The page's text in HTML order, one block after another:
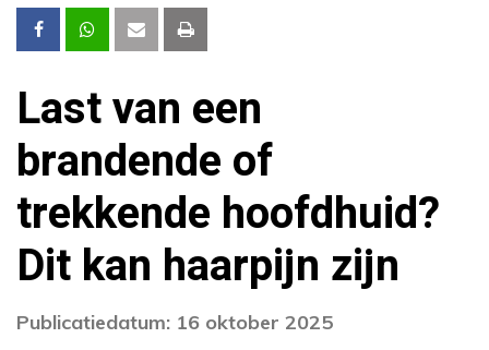
Last van een
brandende of
trekkende hoofdhuid?
Dit kan haarpijn zijn
Publicatiedatum: 16 oktober 2025